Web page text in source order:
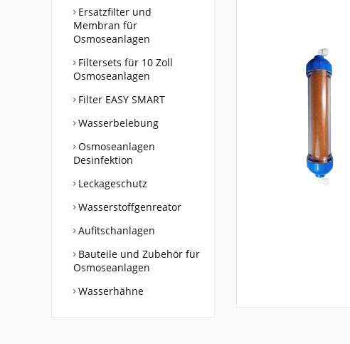
Ersatzfilter und
Membran für
Osmoseanlagen
Filtersets für 10 Zoll
Osmoseanlagen
Filter EASY SMART
Wasserbelebung
Osmoseanlagen
Desinfektion
Leckageschutz
Wasserstoffgenreator
Aufitschanlagen
Bauteile und Zubehör für
Osmoseanlagen
Wasserhähne